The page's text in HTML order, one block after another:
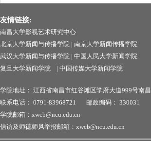
友情链接:
南昌大学影视艺术研究中心
北京大学新闻与传播学院 | 南京大学新闻传播学院
武汉大学新闻与传播学院 | 中国人民大学新闻学院
复旦大学新闻学院
| 中国传媒大学新闻学院
学院地址： 江西省南昌市红谷滩区学府大道999号南昌
联系电话： 0791-83968721 邮政编码： 330031
学院邮箱：xwcb@ncu.edu.cn
信访及师德师风举报邮箱：xwcb@ncu.edu.cn